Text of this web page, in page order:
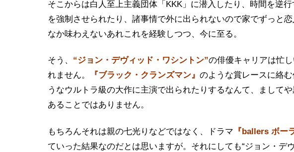
そこからは白人至上主義団体「KKK」に潜入したり、時間を逆
を強制させられたり、諸事情で外に出られないので家でずっと
なか味わえないあれこれを経験しつつ、今に至る。
そう、 “ジョン・デヴィッド・ワシントン”の俳優キャリアは忙
れません。
『ブラック・クランズマン』 のような賞レースに絡む
うなウルトラ級の大作に主演で出られたりするなんて、まして
あることではありません。
もちろんそれは親の七光りなどではなく、ドラマ 『ballers ボー
ていった結果なのだとは思いますが。それにしても“ジョン・デ